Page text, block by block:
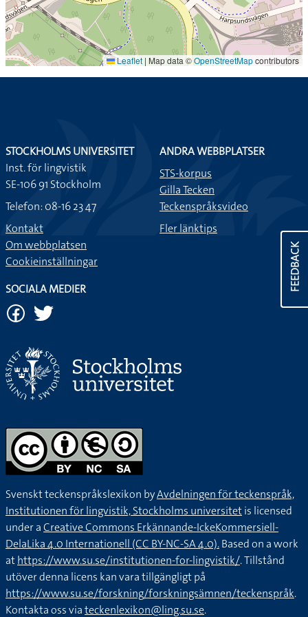
Leaflet | Map data ©OpenStreetMapcontributors
FEEDBACK
STOCKHOLMS UNIVERSITET
Inst. för lingvistik
SE-106 91 Stockholm
Telefon: 08-16 23 47
Kontakt
Om webbplatsen
Cookieinställningar
ANDRA WEBBPLATSER
STS-korpus
Gilla Tecken
Teckenspråksvideo
Fler länktips
SOCIALA MEDIER
Svenskt teckenspråkslexikon byAvdelningen för teckenspråk,
Institutionen för lingvistik, Stockholms universitetis licensed
under aCreative Commons Erkännande-IckeKommersiell-
DelaLika 4.0 Internationell (CC BY-NC-SA 4.0).Based on a work
athttps://www.su.se/institutionen-for-lingvistik/. Tillstånd
utöver denna licens kan vara tillgängligt på
https://www.su.se/forskning/forskningsämnen/teckenspråk.
Kontakta oss viateckenlexikon@ling.su.se.